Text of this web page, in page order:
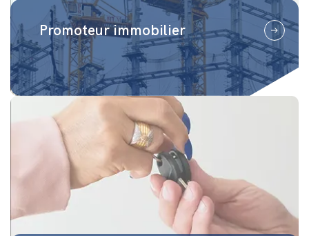
Promoteur immobilier